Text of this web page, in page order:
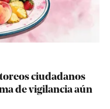
ciudadanos
de vigilancia aún